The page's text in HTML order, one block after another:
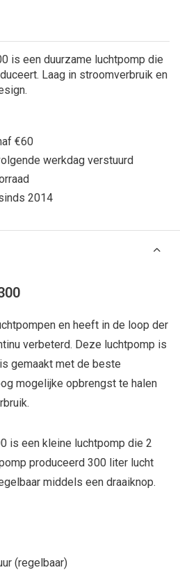
is een duurzame luchtpomp die
Laag in stroomverbruik en
€60
werkdag verstuurd
2014
en heeft in de loop der
verbeterd. Deze luchtpomp is
gemaakt met de beste
mogelijke opbrengst te halen
is een kleine luchtpomp die 2
produceerd 300 liter lucht
middels een draaiknop.
(regelbaar)